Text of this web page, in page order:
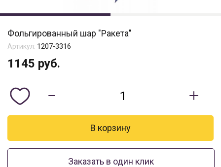
Фольгированный шар "Ракета"
Артикул: 1207-3316
1145 руб.
Заказать в один клик